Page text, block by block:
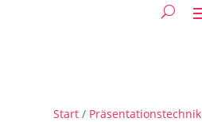
Start / Präsentationstechnik